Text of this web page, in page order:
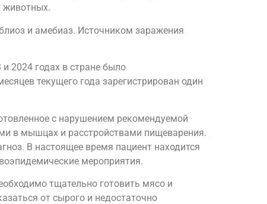
животных.
и амебиаз. Источником заражения
и 2024 годах в стране было
текущего года зарегистрирован один
с нарушением рекомендуемой
в мышцах и расстройствами пищеварения.
В настоящее время пациент находится
мероприятия.
тщательно готовить мясо и
от сырого и недостаточно